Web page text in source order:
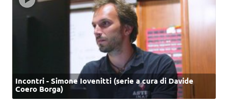
Incontri - Simone Iovenitti (serie a cura di Davide
Coero Borga)